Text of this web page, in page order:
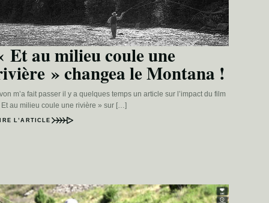
Et au milieu coule une
» changea le Montana !
m’a fait passer il y a quelques temps un article sur l’impact du film
Et au milieu coule une rivière » sur […]
L’ARTICLE